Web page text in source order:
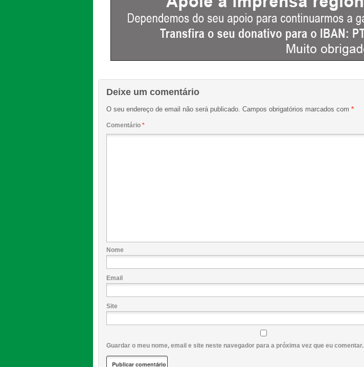
Deixe um comentário
O seu endereço de email não será publicado. Campos obrigatórios marcados com *
Comentário *
Nome
Email
Site
Guardar o meu nome, email e site neste navegador para a próxima vez que eu comentar.